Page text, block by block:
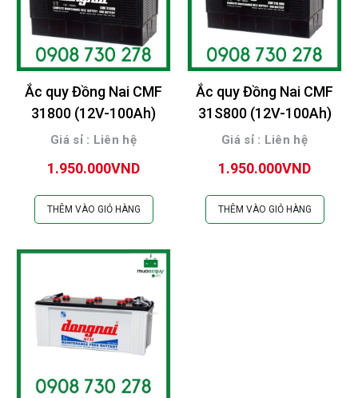
Ắc quy Đồng Nai CMF
31800 (12V-100Ah)
Giá sỉ : Liên hệ
1.950.000VND
THÊM VÀO GIỎ HÀNG
Ắc quy Đồng Nai CMF
31S800 (12V-100Ah)
Giá sỉ : Liên hệ
1.950.000VND
THÊM VÀO GIỎ HÀNG